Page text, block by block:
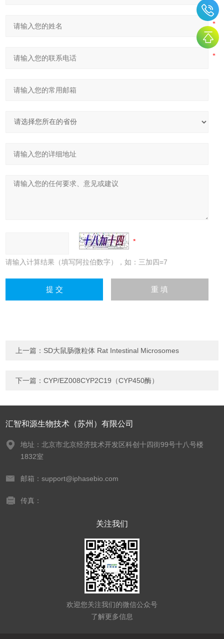
请输入计算结果（填写阿拉伯数字），如：三加四=7
上一篇： SD大鼠肠微粒体 Rat Intestinal Microsomes
下一篇：CYP/EZ008CYP2C19（CYP450酶）
汇智和源生物技术（苏州）有限公司
地址：北京市北京经济技术开发区科创十四街99号十八号楼
1832室
邮箱：support@iphasebio.com
传真：
关注我们
欢迎您关注我们的微信公众号
了解更多信息